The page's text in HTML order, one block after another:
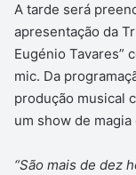
A tarde será
apresentação da
Eugénio Tavares”
mic. Da
produção musical
um show de
“São mais de dez